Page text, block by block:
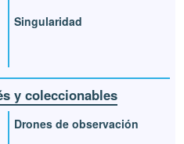
Singularidad
y coleccionables
Drones de observación